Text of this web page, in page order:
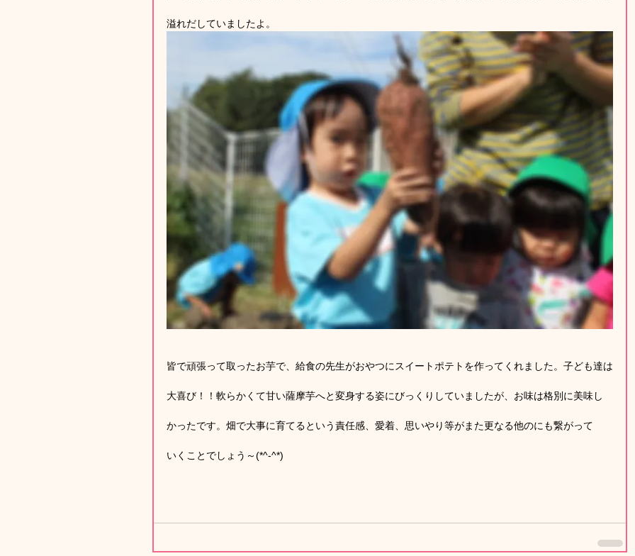
溢れだしていましたよ。
皆で頑張って取ったお芋で、給食の先生がおやつにスイートポテトを作ってくれました。子ども達は
大喜び！！軟らかくて甘い薩摩芋へと変身する姿にびっくりしていましたが、お味は格別に美味し
かったです。畑で大事に育てるという責任感、愛着、思いやり等がまた更なる他のにも繋がって
いくことでしょう～(*^-^*)